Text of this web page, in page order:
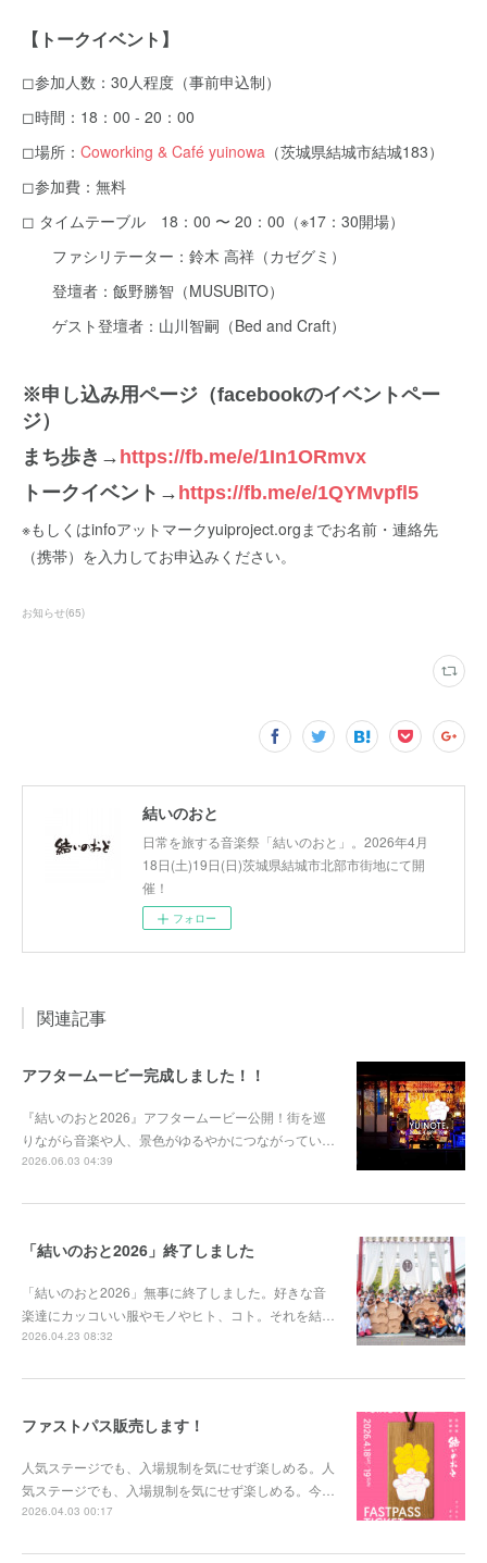
【トークイベント】
◻︎参加人数：30人程度（事前申込制）
◻︎時間：18：00 - 20：00
◻︎場所： Coworking & Café yuinowa （茨城県結城市結城183）
◻︎参加費：無料
◻︎ タイムテーブル 18：00 〜 20：00（※17：30開場）
ファシリテーター：鈴木 高祥（カゼグミ）
登壇者：飯野勝智（MUSUBITO）
ゲスト登壇者：山川智嗣（Bed and Craft）
※申し込み用ページ（facebookのイベントペー
ジ）
まち歩き→ https://fb.me/e/1In1ORmvx
トークイベント→ https://fb.me/e/1QYMvpfl5
※もしくはinfoアットマークyuiproject.orgまでお名前・連絡先
（携帯）を入力してお申込みください。
お知らせ(65)
結いのおと
日常を旅する音楽祭「結いのおと」。2026年4月
18日(土)19日(日)茨城県結城市北部市街地にて開
催！
フォロー
関連記事
アフタームービー完成しました！！
『結いのおと2026』アフタームービー公開！街を巡
りながら音楽や人、景色がゆるやかにつながってい…
2026.06.03 04:39
「結いのおと2026」終了しました
「結いのおと2026」無事に終了しました。好きな音
楽達にカッコいい服やモノやヒト、コト。それを結…
2026.04.23 08:32
ファストパス販売します！
人気ステージでも、入場規制を気にせず楽しめる。人
気ステージでも、入場規制を気にせず楽しめる。今…
2026.04.03 00:17